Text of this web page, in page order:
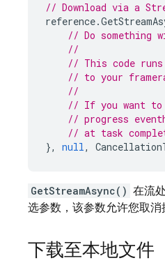
// Download via a
reference.
// Do something
//
// This code runs
// to your
//
// If you want to
// progress
// at task
},
null,
GetStreamAsync() 在流
选参数，该参数允许您取消
下载至本地文件